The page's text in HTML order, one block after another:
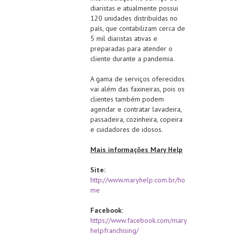
diaristas e atualmente possui
120 unidades distribuídas no
país, que contabilizam cerca de
5 mil diaristas ativas e
preparadas para atender o
cliente durante a pandemia.
A gama de serviços oferecidos
vai além das faxineiras, pois os
clientes também podem
agendar e contratar lavadeira,
passadeira, cozinheira, copeira
e cuidadores de idosos.
Mais informações Mary Help
Site:
http://www.maryhelp.com.br/ho
me
Facebook:
https://www.facebook.com/mary
helpfranchising/